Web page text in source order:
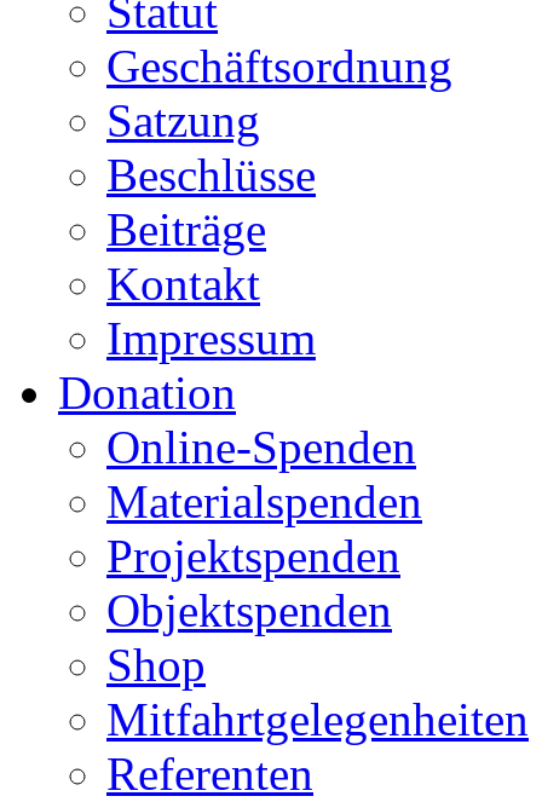
Statut
Geschäftsordnung
Satzung
Beschlüsse
Beiträge
Kontakt
Impressum
Donation
Online-Spenden
Materialspenden
Projektspenden
Objektspenden
Shop
Mitfahrtgelegenheiten
Referenten